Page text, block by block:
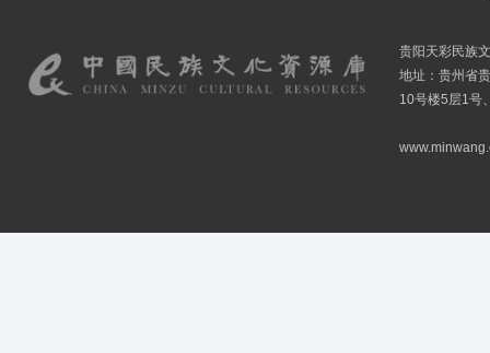
贵阳天彩民族
地址：贵州省
10号楼5层1号